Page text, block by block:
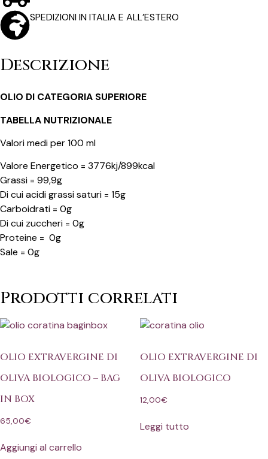
SPEDIZIONI IN ITALIA E ALL’ESTERO
Descrizione
OLIO DI CATEGORIA SUPERIORE
TABELLA NUTRIZIONALE
Valori medi per 100 ml
Valore Energetico = 3776kj/899kcal
Grassi = 99,9g
Di cui acidi grassi saturi = 15g
Carboidrati = 0g
Di cui zuccheri = 0g
Proteine = 0g
Sale = 0g
Prodotti correlati
OLIO EXTRAVERGINE DI
OLIVA BIOLOGICO – BAG
IN BOX
65,00€
Aggiungi al carrello
OLIO EXTRAVERGINE DI
OLIVA BIOLOGICO
12,00€
Leggi tutto